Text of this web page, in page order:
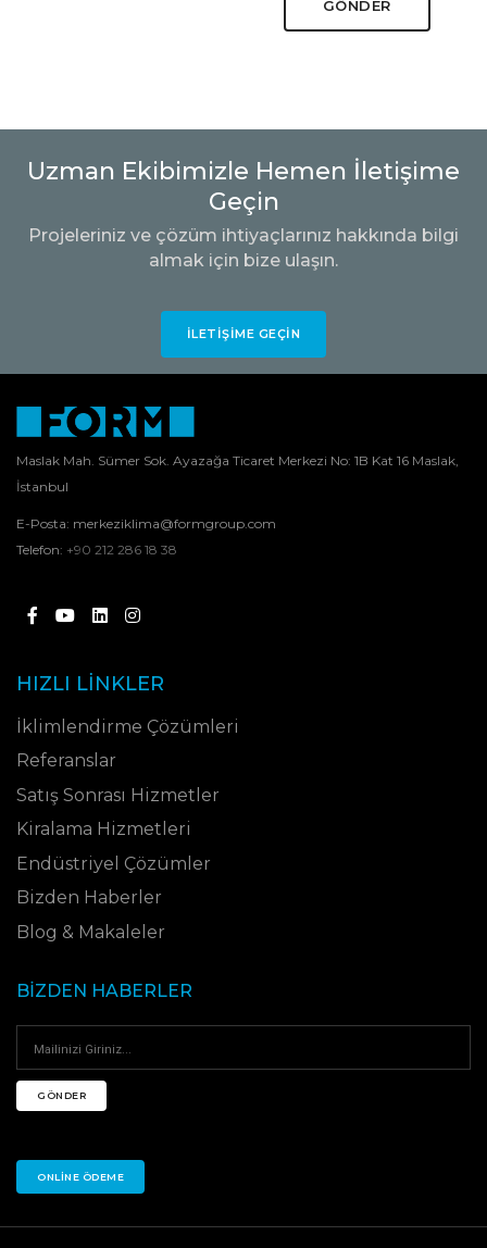
GÖNDER
Uzman Ekibimizle Hemen İletişime
Geçin
Projeleriniz ve çözüm ihtiyaçlarınız hakkında bilgi
almak için bize ulaşın.
İLETIŞIME GEÇIN
Maslak Mah. Sümer Sok. Ayazağa Ticaret Merkezi No: 1B Kat 16 Maslak,
İstanbul
E-Posta: merkeziklima@formgroup.com
Telefon: +90 212 286 18 38
HIZLI LINKLER
İklimlendirme Çözümleri
Referanslar
Satış Sonrası Hizmetler
Kiralama Hizmetleri
Endüstriyel Çözümler
Bizden Haberler
Blog & Makaleler
BIZDEN HABERLER
GÖNDER
ONLINE ÖDEME